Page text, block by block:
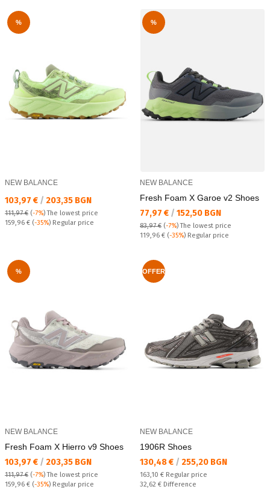
%
NEW BALANCE
Текуща цена:
103,97 € / 203,35 BGN
111,97 € (-7%)The lowest price
Regular price:
159,96 € (-35%) Regular price
%
NEW BALANCE
Fresh Foam X Garoe v2 Shoes
Текуща цена:
77,97 € / 152,50 BGN
83,97 € (-7%)The lowest price
Regular price:
119,96 € (-35%) Regular price
%
NEW BALANCE
Fresh Foam X Hierro v9 Shoes
Текуща цена:
103,97 € / 203,35 BGN
111,97 € (-7%)The lowest price
Regular price:
159,96 € (-35%) Regular price
OFFER
NEW BALANCE
1906R Shoes
Текуща цена:
130,48 € / 255,20 BGN
Regular price:
163,10 € Regular price
Спестявате:
32,62 € Difference